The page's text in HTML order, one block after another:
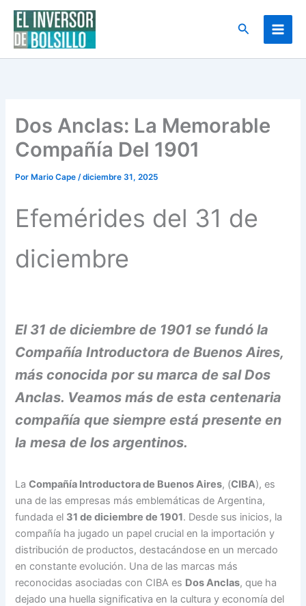
contenido
Buscar
Dos Anclas: La Memorable
Compañía Del 1901
Por Mario Cape/diciembre 31, 2025
Efemérides del 31 de
diciembre
El 31 de diciembre de 1901 se fundó la
Compañía Introductora de Buenos Aires,
más conocida por su marca de sal Dos
Anclas. Veamos más de esta centenaria
compañía que siempre está presente en
la mesa de los argentinos.
LaCompañía Introductora de Buenos Aires, (CIBA), es
una de las empresas más emblemáticas de Argentina,
fundada el 31 de diciembre de 1901. Desde sus inicios, la
compañía ha jugado un papel crucial en la importación y
distribución de productos, destacándose en un mercado
en constante evolución. Una de las marcas más
reconocidas asociadas con CIBA es Dos Anclas, que ha
dejado una huella significativa en la cultura y economía del